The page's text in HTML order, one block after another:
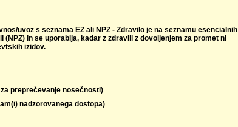
uvoz s seznama EZ ali NPZ - Zdravilo je na seznamu esencialnih
(NPZ) in se uporablja, kadar z zdravili z dovoljenjem za promet ni
izidov.
preprečevanje nosečnosti)
nadzorovanega dostopa)